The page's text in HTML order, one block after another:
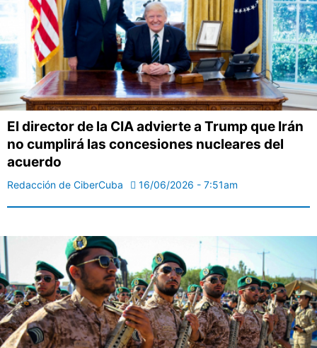
El director de la CIA advierte a Trump que Irán
no cumplirá las concesiones nucleares del
acuerdo
Redacción de CiberCuba 16/06/2026 - 7:51am